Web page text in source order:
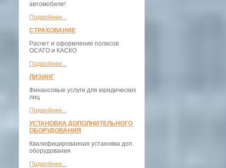
автомобиле!
Подробнее...
СТРАХОВАНИЕ
Расчет и оформление полисов
ОСАГО и КАСКО
Подробнее...
ЛИЗИНГ
Финансовые услуги для юридических
лиц
Подробнее...
УСТАНОВКА ДОПОЛНИТЕЛЬНОГО
ОБОРУДОВАНИЯ
Квалифицированная установка доп.
оборудования
Подробнее...